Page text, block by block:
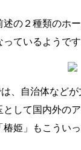
述の２種類のホ
っているようで
、自治体など
として国内外の
椿姫」もこうい